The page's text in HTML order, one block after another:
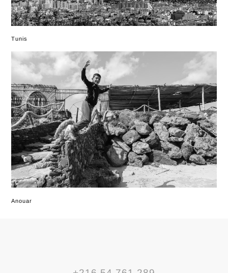
Tunis
Anouar